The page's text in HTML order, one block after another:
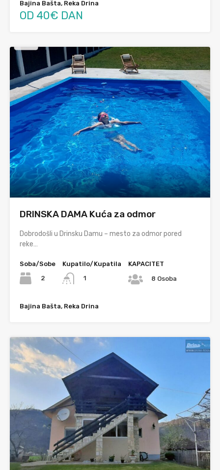
Bajina Bašta, Reka Drina
OD 40€ DAN
DRINSKA DAMA Kuća za odmor
Dobrodošli u Drinsku Damu – mesto za odmor pored
reke…
Soba/Sobe
2
Kupatilo/Kupatila
1
KAPACITET
8 Osoba
Bajina Bašta, Reka Drina